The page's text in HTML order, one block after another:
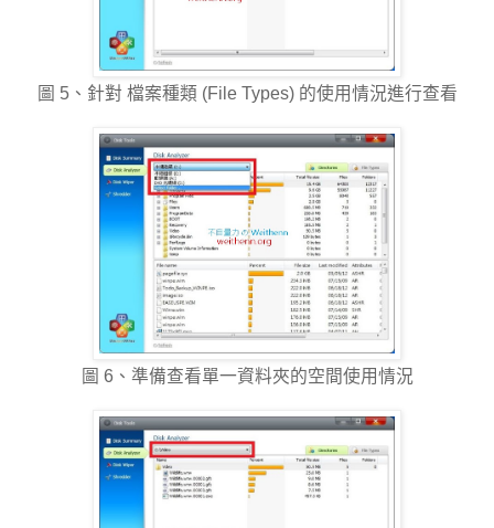
圖 5、針對 檔案種類 (File Types) 的使用情況進行查看
圖 6、準備查看單一資料夾的空間使用情況